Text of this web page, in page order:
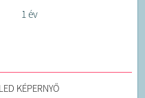
1 év
KÉPERNYŐ